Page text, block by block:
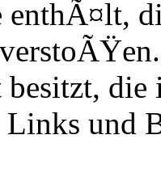
besitzt,
Links und